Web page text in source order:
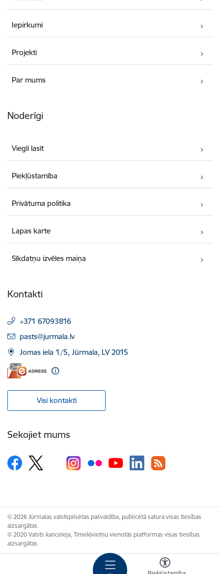
Iepirkumi
Projekti
Par mums
Noderīgi
Viegli lasīt
Piekļūstamība
Privātuma politika
Lapas karte
Sīkdatņu izvēles maiņa
Kontakti
+371 67093816
E-pasts:
pasts@jurmala.lv
Jomas iela 1/5, Jūrmala, LV 2015
Visi kontakti
Sekojiet mums
© 2026 Jūrmalas valstspilsētas pašvaldība, publicētā satura visas tiesības
aizsargātas.
© 2020 Valsts kanceleja, Tīmekļvietņu vienotās platformas visas tiesības
aizsargātas.